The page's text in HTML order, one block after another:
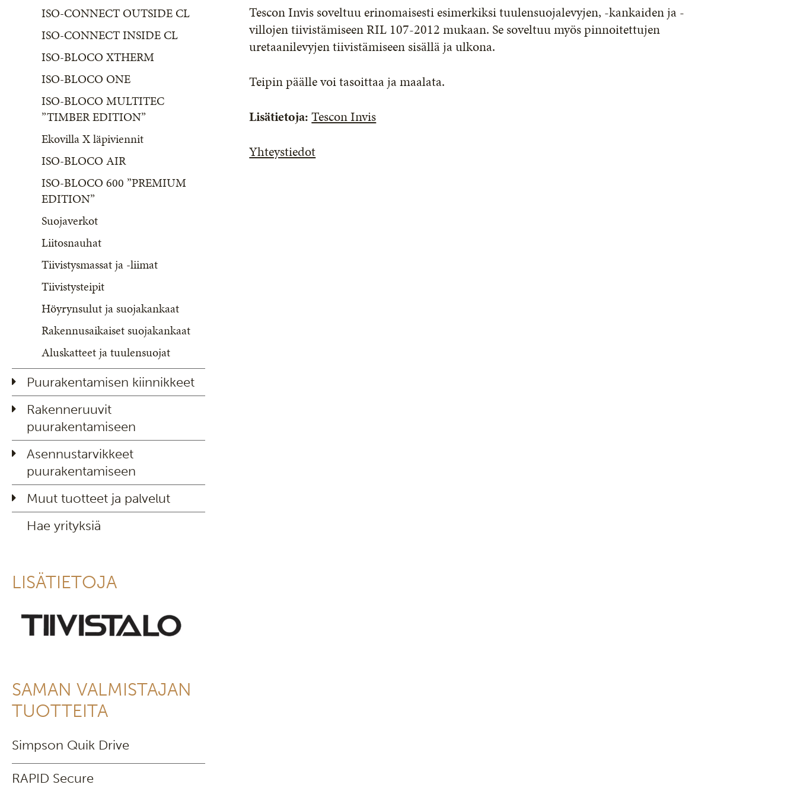
ISO-CONNECT OUTSIDE CL
ISO-CONNECT INSIDE CL
ISO-BLOCO XTHERM
ISO-BLOCO ONE
ISO-BLOCO MULTITEC
”TIMBER EDITION”
Ekovilla X läpiviennit
ISO-BLOCO AIR
ISO-BLOCO 600 ”PREMIUM
EDITION”
Suojaverkot
Liitosnauhat
Tiivistysmassat ja -liimat
Tiivistysteipit
Höyrynsulut ja suojakankaat
Rakennusaikaiset suojakankaat
Aluskatteet ja tuulensuojat
Puurakentamisen kiinnikkeet
Rakenneruuvit
puurakentamiseen
Asennustarvikkeet
puurakentamiseen
Muut tuotteet ja palvelut
Hae yrityksiä
LISÄTIETOJA
SAMAN VALMISTAJAN
TUOTTEITA
Simpson Quik Drive
RAPID Secure
Tescon Invis soveltuu erinomaisesti esimerkiksi tuulensuojalevyjen, -kankaiden ja -
villojen tiivistämiseen RIL 107-2012 mukaan. Se soveltuu myös pinnoitettujen
uretaanilevyjen tiivistämiseen sisällä ja ulkona.
Teipin päälle voi tasoittaa ja maalata.
Lisätietoja: Tescon Invis
Yhteystiedot